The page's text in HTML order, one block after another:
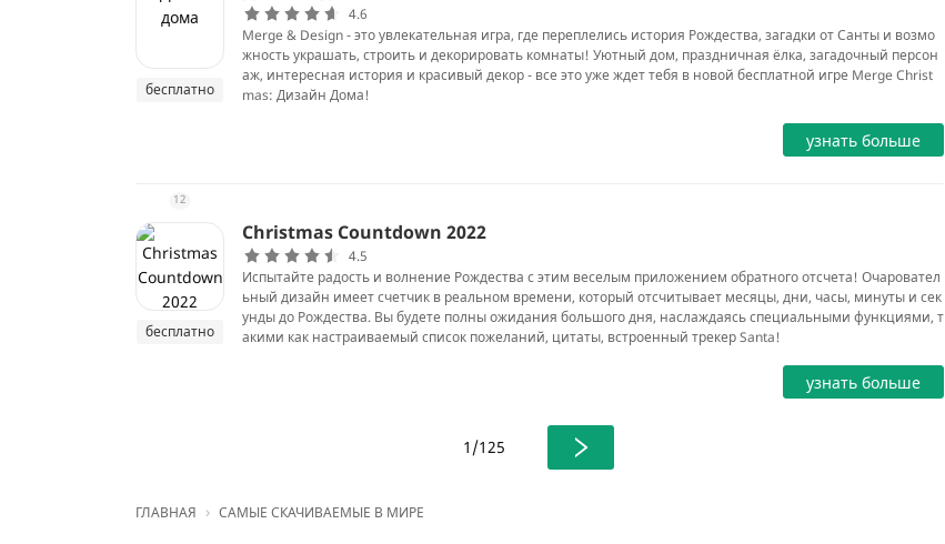
бесплатно
4.6
Merge & Design - это увлекательная игра, где переплелись история Рождества, загадки от Санты и возмо
жность украшать, строить и декорировать комнаты! Уютный дом, праздничная ёлка, загадочный персон
аж, интересная история и красивый декор - все это уже ждет тебя в новой бесплатной игре Merge Christ
mas: Дизайн Дома!
узнать больше
12
бесплатно
Christmas Countdown 2022
4.5
Испытайте радость и волнение Рождества с этим веселым приложением обратного отсчета! Очаровател
ьный дизайн имеет счетчик в реальном времени, который отсчитывает месяцы, дни, часы, минуты и сек
унды до Рождества. Вы будете полны ожидания большого дня, наслаждаясь специальными функциями, т
акими как настраиваемый список пожеланий, цитаты, встроенный трекер Santa!
узнать больше
1/125
ГЛАВНАЯ › САМЫЕ СКАЧИВАЕМЫЕ В МИРЕ